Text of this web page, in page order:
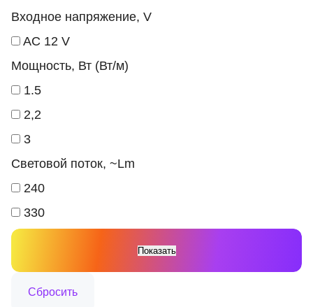
Входное напряжение, V
AC 12 V
Мощность, Вт (Вт/м)
1.5
2,2
3
Световой поток, ~Lm
240
330